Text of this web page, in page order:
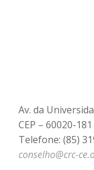
Av. da
CEP – 60020-181
Telefone: (85)
conselho@crc-